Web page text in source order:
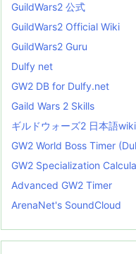
GuildWars2 公式
GuildWars2 Official Wiki
GuildWars2 Guru
Dulfy net
GW2 DB for Dulfy.net
Gaild Wars 2 Skills
ギルドウォーズ2 日本語
GW2 World Boss Timer
GW2 Specialization
Advanced GW2 Timer
ArenaNet's SoundCloud